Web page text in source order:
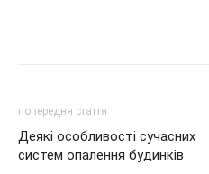
попередня стаття
Деякі особливості сучасних
систем опалення будинків